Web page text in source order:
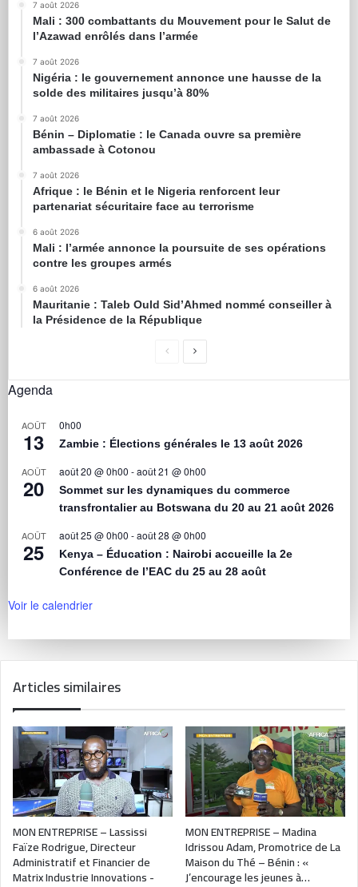
7 août 2026
Mali : 300 combattants du Mouvement pour le Salut de
l’Azawad enrôlés dans l’armée
7 août 2026
Nigéria : le gouvernement annonce une hausse de la
solde des militaires jusqu’à 80%
7 août 2026
Bénin – Diplomatie : le Canada ouvre sa première
ambassade à Cotonou
7 août 2026
Afrique : le Bénin et le Nigeria renforcent leur
partenariat sécuritaire face au terrorisme
6 août 2026
Mali : l’armée annonce la poursuite de ses opérations
contre les groupes armés
6 août 2026
Mauritanie : Taleb Ould Sid’Ahmed nommé conseiller à
la Présidence de la République
Agenda
AOÛT
13
0h00
Zambie : Élections générales le 13 août 2026
AOÛT
20
août 20 @ 0h00 -août 21 @ 0h00
Sommet sur les dynamiques du commerce
transfrontalier au Botswana du 20 au 21 août 2026
AOÛT
25
août 25 @ 0h00 -août 28 @ 0h00
Kenya – Éducation : Nairobi accueille la 2e
Conférence de l’EAC du 25 au 28 août
Voir le calendrier
Articles similaires
MON ENTREPRISE – Lassissi
Faïze Rodrigue, Directeur
Administratif et Financier de
Matrix Industrie Innovations -
MON ENTREPRISE – Madina
Idrissou Adam, Promotrice de La
Maison du Thé – Bénin : «
J’encourage les jeunes à…